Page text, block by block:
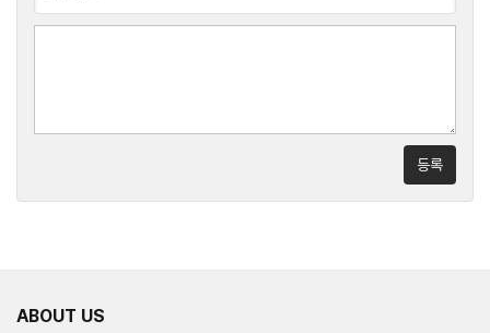
등록
ABOUT US